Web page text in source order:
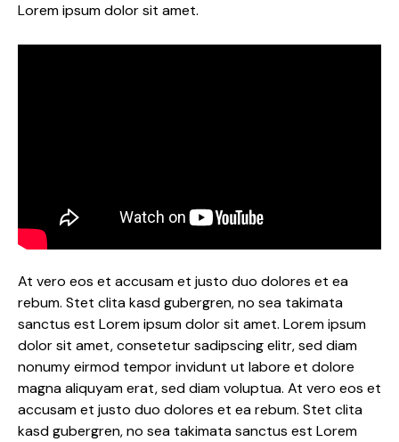
Lorem ipsum dolor sit amet.
At vero eos et accusam et justo duo dolores et ea
rebum. Stet clita kasd gubergren, no sea takimata
sanctus est Lorem ipsum dolor sit amet. Lorem ipsum
dolor sit amet, consetetur sadipscing elitr, sed diam
nonumy eirmod tempor invidunt ut labore et dolore
magna aliquyam erat, sed diam voluptua. At vero eos et
accusam et justo duo dolores et ea rebum. Stet clita
kasd gubergren, no sea takimata sanctus est Lorem